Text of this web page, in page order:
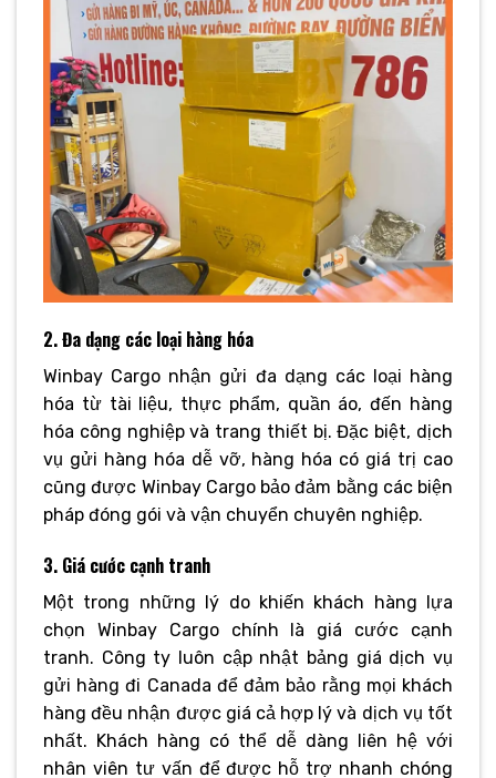
2. Đa dạng các loại hàng hóa
Winbay Cargo nhận gửi đa dạng các loại hàng
hóa từ tài liệu, thực phẩm, quần áo, đến hàng
hóa công nghiệp và trang thiết bị. Đặc biệt, dịch
vụ gửi hàng hóa dễ vỡ, hàng hóa có giá trị cao
cũng được Winbay Cargo bảo đảm bằng các biện
pháp đóng gói và vận chuyển chuyên nghiệp.
3. Giá cước cạnh tranh
Một trong những lý do khiến khách hàng lựa
chọn Winbay Cargo chính là giá cước cạnh
tranh. Công ty luôn cập nhật bảng giá dịch vụ
gửi hàng đi Canada để đảm bảo rằng mọi khách
hàng đều nhận được giá cả hợp lý và dịch vụ tốt
nhất. Khách hàng có thể dễ dàng liên hệ với
nhân viên tư vấn để được hỗ trợ nhanh chóng